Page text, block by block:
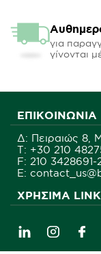
για
γίνονται
ΕΠΙΚΟΙΝΩΝΊΑ
Δ: Πειραιώς 8,
Τ: +30 210
F: 210 3428691-
E:
ΧΡΉΣΙΜΑ